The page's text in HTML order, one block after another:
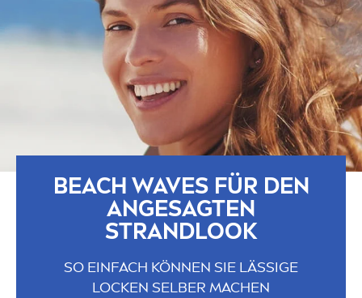
BEACH WAVES FÜR DEN
ANGESAGTEN
STRANDLOOK
SO EINFACH KÖNNEN SIE LÄSSIGE
LOCKEN SELBER MACHEN